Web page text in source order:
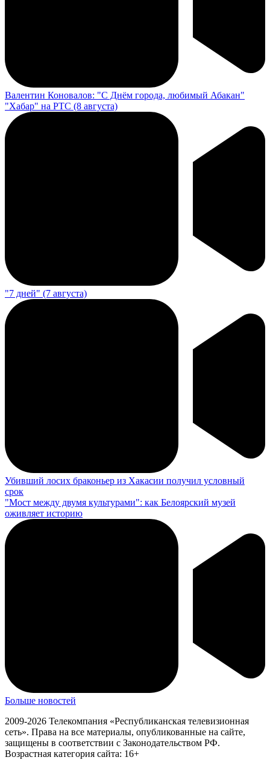
Валентин Коновалов: "С Днём города, любимый Абакан"
"Хабар" на РТС (8 августа)
"7 дней" (7 августа)
Убивший лосих браконьер из Хакасии получил условный
срок
"Мост между двумя культурами": как Белоярский музей
оживляет историю
Больше новостей
2009-2026 Телекомпания «Республиканская телевизионная
сеть». Права на все материалы, опубликованные на сайте,
защищены в соответствии с Законодательством РФ.
Возрастная категория сайта: 16+